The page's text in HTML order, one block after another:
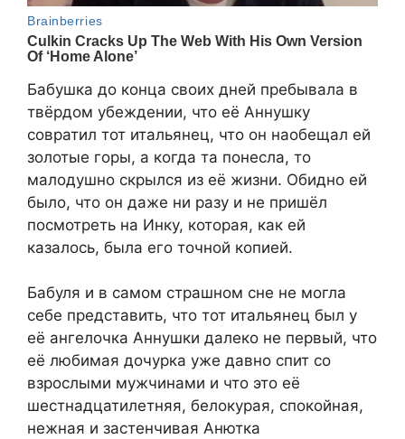
Бабушка до конца своих дней пребывала в
твёрдом убеждении, что её Аннушку
совратил тот итальянец, что он наобещал ей
золотые горы, а когда та понесла, то
малодушно скрылся из её жизни. Обидно ей
было, что он даже ни разу и не пришёл
посмотреть на Инку, которая, как ей
казалось, была его точной копией.
Бабуля и в самом страшном сне не могла
себе представить, что тот итальянец был у
её ангелочка Аннушки далеко не первый, что
её любимая дочурка уже давно спит со
взрослыми мужчинами и что это её
шестнадцатилетняя, белокурая, спокойная,
нежная и застенчивая Анютка